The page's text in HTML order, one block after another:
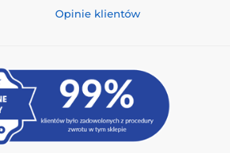
Opinie klientów